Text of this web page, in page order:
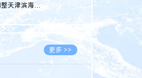
2026.08.07
天津高院关于调整天津滨海高新技术产业开发区华苑科技园一审普通...
2026.08.07
更多 >>